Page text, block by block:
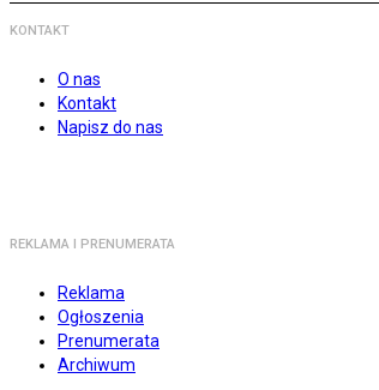
KONTAKT
O nas
Kontakt
Napisz do nas
REKLAMA I PRENUMERATA
Reklama
Ogłoszenia
Prenumerata
Archiwum